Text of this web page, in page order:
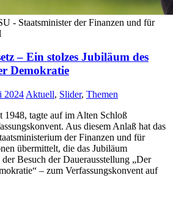
- Staatsminister der Finanzen und für
– Ein stolzes Jubiläum des
Demokratie
2024 Aktuell, Slider, Themen
1948, tagte auf im Alten Schloß
Aus diesem Anlaß hat das
der Finanzen und für
übermittelt, die das Jubiläum
Besuch der Dauerausstellung „Der
– zum Verfassungskonvent auf